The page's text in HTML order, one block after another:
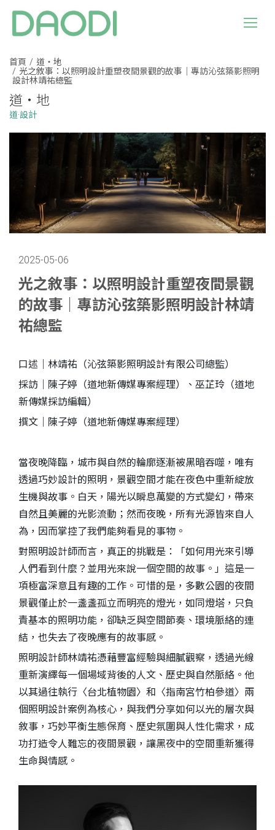
道・地
道·設計
首頁
道・地
光之敘事：以照明設計重塑夜間景觀的故事｜專訪沁弦築影照明
設計林靖祐總監
2025-05-06
光之敘事：以照明設計重塑夜間景觀
的故事｜專訪沁弦築影照明設計林靖
祐總監
口述｜林靖祐（沁弦築影照明設計有限公司總監）
採訪｜陳子婷（道地新傳媒專案經理）、巫芷玲（道地
新傳媒採訪編輯）
撰文｜陳子婷（道地新傳媒專案經理）
當夜晚降臨，城市與自然的輪廓逐漸被黑暗吞噬，唯有
透過巧妙設計的照明，景觀空間才能在夜色中重新綻放
生機與故事。白天，陽光以瞬息萬變的方式變幻，帶來
自然且美麗的光影流動；然而夜晚，所有光源皆來自人
為，因而掌控了我們能夠看見的事物。
對照明設計師而言，真正的挑戰是：「如何用光來引導
人們看到什麼？並用光來說一個空間的故事。」這是一
項極富深意且有趣的工作。可惜的是，多數公園的夜間
景觀僅止於一盞盞孤立而明亮的燈光，如同燈塔，只負
責基本的照明功能，卻缺乏與空間節奏、環境脈絡的連
結，也失去了夜晚應有的故事感。
照明設計師林靖祐憑藉豐富經驗與細膩觀察，透過光線
重新演繹每一個場域背後的人文、歷史與自然脈絡。他
以其過往執行〈台北植物園〉和〈指南宮竹柏參道〉兩
個照明設計案例為核心，與我們分享如何以光的層次與
敘事，巧妙平衡生態保育、歷史氛圍與人性化需求，成
功打造令人難忘的夜間景觀，讓黑夜中的空間重新獲得
生命與情感。